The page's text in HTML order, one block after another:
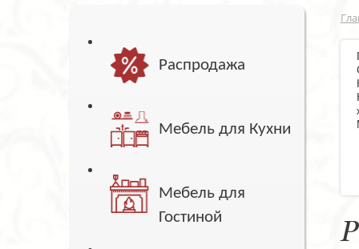
Распродажа
Мебель для Кухни
Мебель для
Гостиной